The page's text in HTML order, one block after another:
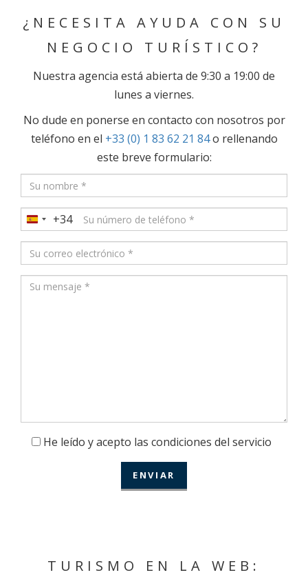
¿NECESITA AYUDA CON SU
NEGOCIO TURÍSTICO?
Nuestra agencia está abierta de 9:30 a 19:00 de
lunes a viernes.
No dude en ponerse en contacto con nosotros por
teléfono en el +33 (0) 1 83 62 21 84o rellenando
este breve formulario:
Spain
+34
+34
He leído y acepto las condiciones del servicio
TURISMO EN LA WEB: